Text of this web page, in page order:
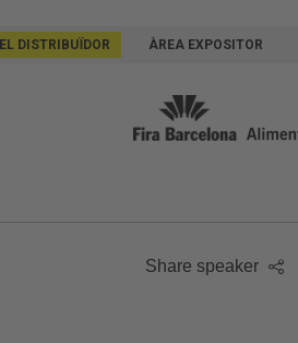
DISTRIBUÏDOR ÀREA EXPOSITOR
Share speaker